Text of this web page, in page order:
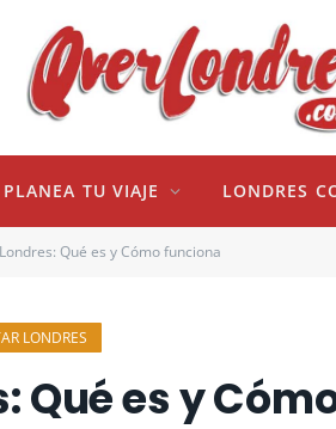
PLANEA TU VIAJE LONDRES
Qué es y Cómo funciona
LONDRES
Qué es y